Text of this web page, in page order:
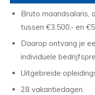
Bruto maandsalaris,
tussen €3.500,- en
Daarop ontvang je
individuele
Uitgebreide
28 vakantiedagen.